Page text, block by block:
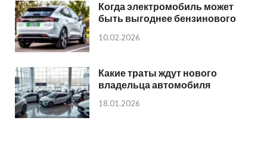
Когда электромобиль может
быть выгоднее бензинового
10.02.2026
Какие траты ждут нового
владельца автомобиля
18.01.2026